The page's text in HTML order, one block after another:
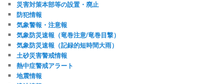
災害対策本部等の設置・廃止
防犯情報
気象警報・注意報
気象防災速報（竜巻注意/竜巻目撃）
気象防災速報（記録的短時間大雨）
土砂災害警戒情報
熱中症警戒アラート
地震情報